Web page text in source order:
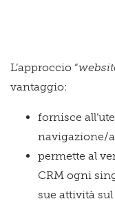
L’approccio “
vantaggio:
fornisce
navigazione/
permette al
CRM ogni
sue attività